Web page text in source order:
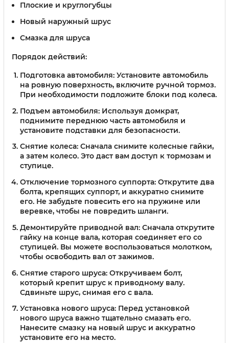
Плоские и круглогубцы
Новый наружный шрус
Смазка для шруса
Порядок действий:
Подготовка автомобиля: Установите автомобиль
на ровную поверхность, включите ручной тормоз.
При необходимости подложите блоки под колеса.
Подъем автомобиля: Используя домкрат,
поднимите переднюю часть автомобиля и
установите подставки для безопасности.
Снятие колеса: Сначала снимите колесные гайки,
а затем колесо. Это даст вам доступ к тормозам и
ступице.
Отключение тормозного суппорта: Открутите два
болта, крепящих суппорт, и аккуратно снимите
его. Не забудьте повесить его на пружине или
веревке, чтобы не повредить шланги.
Демонтируйте приводной вал: Сначала открутите
гайку на конце вала, которая соединяет его со
ступицей. Вы можете воспользоваться молотком,
чтобы освободить вал от зажимов.
Снятие старого шруса: Откручиваем болт,
который крепит шрус к приводному валу.
Сдвиньте шрус, снимая его с вала.
Установка нового шруса: Перед установкой
нового шруса важно тщательно смазать его.
Нанесите смазку на новый шрус и аккуратно
установите его на место.